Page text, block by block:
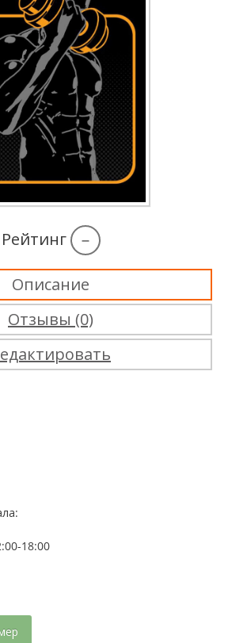
Рейтинг –
Описание
Отзывы (0)
18:00